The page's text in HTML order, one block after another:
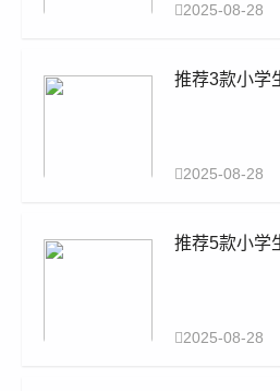
2025-08-28
推荐3款小学
2025-08-28
推荐5款小学
2025-08-28